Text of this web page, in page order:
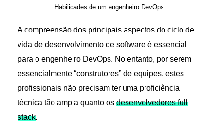
Habilidades de um engenheiro DevOps
A compreensão dos principais aspectos do ciclo de
vida de desenvolvimento de software é essencial
para o engenheiro DevOps. No entanto, por serem
essencialmente “construtores” de equipes, estes
profissionais não precisam ter uma proficiência
técnica tão ampla quanto os desenvolvedores full
stack.